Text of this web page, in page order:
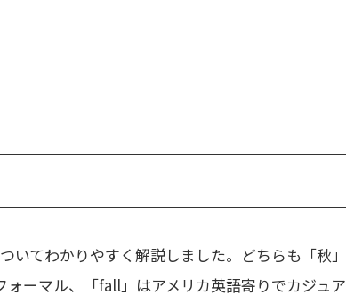
いてわかりやすく解説しました。どちらも「秋」
ーマル、「fall」はアメリカ英語寄りでカジュア